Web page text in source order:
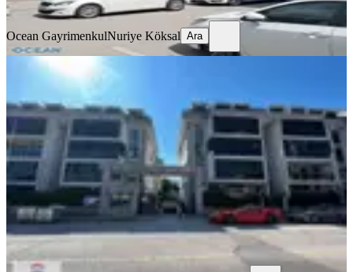
Ara
Ocean GayrimenkulNuriye Köksal Ara
SİTE İÇİ
Armada 6 Da Önü Açık Panoramik
Manzaralı 3+1 Çatı Dubleks
İzmit, Yahyakaptan Mahallesi
· 150 m² 3. Kat ·10.07.2026
14.250.000 ₺
RE/MAX DELUXEKORHAN TÜRKEL
Ara